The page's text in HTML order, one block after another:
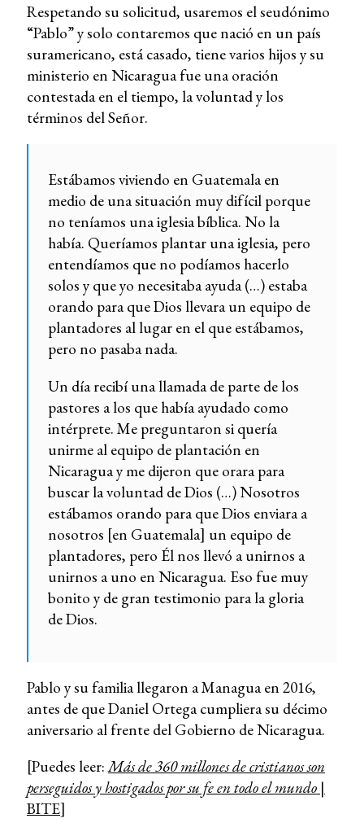
Respetando su solicitud, usaremos el seudónimo
“Pablo” y solo contaremos que nació en un país
suramericano, está casado, tiene varios hijos y su
ministerio en Nicaragua fue una oración
contestada en el tiempo, la voluntad y los
términos del Señor.
Estábamos viviendo en Guatemala en
medio de una situación muy difícil porque
no teníamos una iglesia bíblica. No la
había. Queríamos plantar una iglesia, pero
entendíamos que no podíamos hacerlo
solos y que yo necesitaba ayuda (…) estaba
orando para que Dios llevara un equipo de
plantadores al lugar en el que estábamos,
pero no pasaba nada.
Un día recibí una llamada de parte de los
pastores a los que había ayudado como
intérprete. Me preguntaron si quería
unirme al equipo de plantación en
Nicaragua y me dijeron que orara para
buscar la voluntad de Dios (…) Nosotros
estábamos orando para que Dios enviara a
nosotros [en Guatemala] un equipo de
plantadores, pero Él nos llevó a unirnos a
unirnos a uno en Nicaragua. Eso fue muy
bonito y de gran testimonio para la gloria
de Dios.
Pablo y su familia llegaron a Managua en 2016,
antes de que Daniel Ortega cumpliera su décimo
aniversario al frente del Gobierno de Nicaragua.
[Puedes leer:Más de 360 millones de cristianos son
perseguidos y hostigados por su fe en todo el mundo|
BITE]